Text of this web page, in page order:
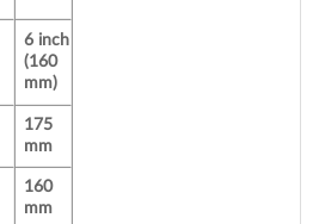
6 inch
(160
mm)
175
mm
160
mm